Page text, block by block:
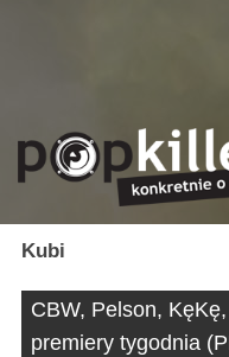
Kubi
CBW, Pelson,
premiery tygodnia